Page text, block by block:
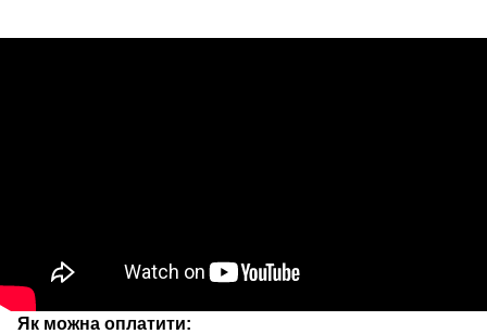
Як можна оплатити: